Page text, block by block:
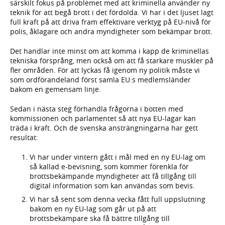
särskilt fokus på problemet med att kriminella använder ny
teknik för att begå brott i det fördolda. Vi har i det ljuset lagt
full kraft på att driva fram effektivare verktyg på EU-nivå för
polis, åklagare och andra myndigheter som bekämpar brott.
Det handlar inte minst om att komma i kapp de kriminellas
tekniska försprång, men också om att få starkare muskler på
fler områden. För att lyckas få igenom ny politik måste vi
som ordförandeland först samla EU:s medlemsländer
bakom en gemensam linje.
Sedan i nästa steg förhandla frågorna i botten med
kommissionen och parlamentet så att nya EU-lagar kan
träda i kraft. Och de svenska ansträngningarna har gett
resultat:
Vi har under vintern gått i mål med en ny EU-lag om
så kallad e-bevisning, som kommer förenkla för
brottsbekämpande myndigheter att få tillgång till
digital information som kan användas som bevis.
Vi har så sent som denna vecka fått full uppslutning
bakom en ny EU-lag som går ut på att
brottsbekämpare ska få bättre tillgång till